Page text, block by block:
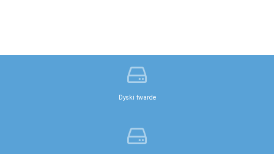
Dyski twarde